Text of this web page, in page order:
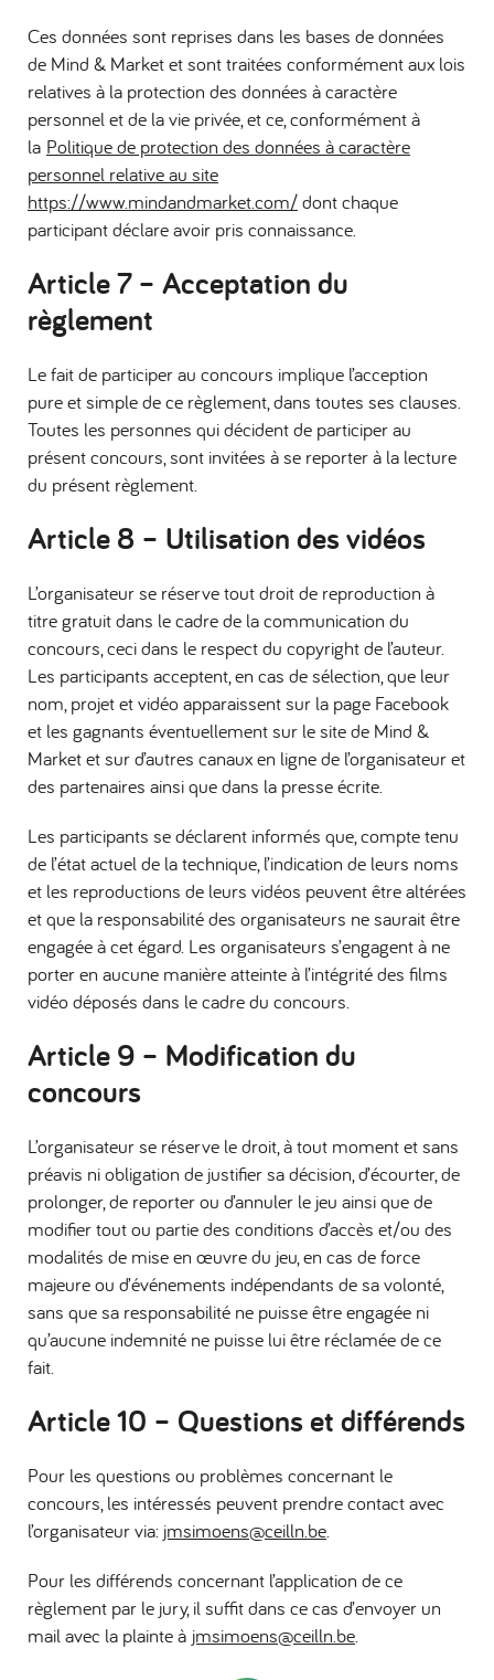
Ces données sont reprises dans les bases de données
de Mind & Market et sont traitées conformément aux lois
relatives à la protection des données à caractère
personnel et de la vie privée, et ce, conformément à
la Politique de protection des données à caractère
personnel relative au site
https://www.mindandmarket.com/dont chaque
participant déclare avoir pris connaissance.
Article 7 – Acceptation du
règlement
Le fait de participer au concours implique l’acception
pure et simple de ce règlement, dans toutes ses clauses.
Toutes les personnes qui décident de participer au
présent concours, sont invitées à se reporter à la lecture
du présent règlement.
Article 8 – Utilisation des vidéos
L’organisateur se réserve tout droit de reproduction à
titre gratuit dans le cadre de la communication du
concours, ceci dans le respect du copyright de l’auteur.
Les participants acceptent, en cas de sélection, que leur
nom, projet et vidéo apparaissent sur la page Facebook
et les gagnants éventuellement sur le site de Mind &
Market et sur d’autres canaux en ligne de l’organisateur et
des partenaires ainsi que dans la presse écrite.
Les participants se déclarent informés que, compte tenu
de l’état actuel de la technique, l’indication de leurs noms
et les reproductions de leurs vidéos peuvent être altérées
et que la responsabilité des organisateurs ne saurait être
engagée à cet égard. Les organisateurs s’engagent à ne
porter en aucune manière atteinte à l’intégrité des films
vidéo déposés dans le cadre du concours.
Article 9 – Modification du
concours
L’organisateur se réserve le droit, à tout moment et sans
préavis ni obligation de justifier sa décision, d’écourter, de
prolonger, de reporter ou d’annuler le jeu ainsi que de
modifier tout ou partie des conditions d’accès et/ou des
modalités de mise en œuvre du jeu, en cas de force
majeure ou d’événements indépendants de sa volonté,
sans que sa responsabilité ne puisse être engagée ni
qu’aucune indemnité ne puisse lui être réclamée de ce
fait.
Article 10 – Questions et différends
Pour les questions ou problèmes concernant le
concours, les intéressés peuvent prendre contact avec
l’organisateur via: jmsimoens@ceilln.be
Pour les différends concernant l’application de ce
règlement par le jury, il suffit dans ce cas d’envoyer un
mail avec la plainte à jmsimoens@ceilln.be